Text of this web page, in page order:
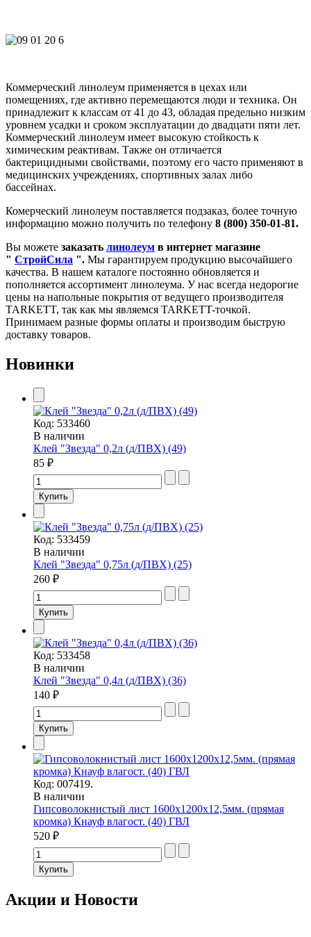
Коммерческий линолеум применяется в цехах или
помещениях, где активно перемещаются люди и техника. Он
принадлежит к классам от 41 до 43, обладая предельно низким
уровнем усадки и сроком эксплуатации до двадцати пяти лет.
Коммерческий линолеум имеет высокую стойкость к
химическим реактивам. Также он отличается
бактерицидными свойствами, поэтому его часто применяют в
медицинских учреждениях, спортивных залах либо
бассейнах.
Комерческий линолеум поставляется подзаказ, более точную
информацию можно получить по телефону 8 (800) 350-01-81.
Вы можете заказать линолеум в интернет магазине
" СтройСила ". Мы гарантируем продукцию высочайшего
качества. В нашем каталоге постоянно обновляется и
пополняется ассортимент линолеума. У нас всегда недорогие
цены на напольные покрытия от ведущего производителя
TARKETT, так как мы являемся TARKETT-точкой.
Принимаем разные формы оплаты и производим быструю
доставку товаров.
Новинки
Код: 533460
В наличии
Клей "Звезда" 0,2л (д/ПВХ) (49)
85 ₽
Код: 533459
В наличии
Клей "Звезда" 0,75л (д/ПВХ) (25)
260 ₽
Код: 533458
В наличии
Клей "Звезда" 0,4л (д/ПВХ) (36)
140 ₽
Код: 007419.
В наличии
Гипсоволокнистый лист 1600х1200х12,5мм. (прямая
кромка) Кнауф влагост. (40) ГВЛ
520 ₽
Акции и Новости